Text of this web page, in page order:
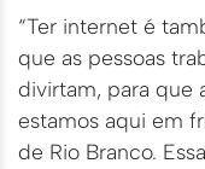
“Ter internet é
que as pessoas
divirtam, para que
estamos aqui em
de Rio Branco.